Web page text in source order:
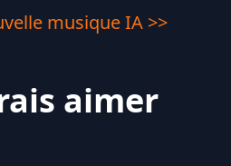
musique IA >>
aimer